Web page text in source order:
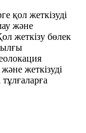
қол жеткізуді
және
жеткізу бөлек
жеткізуді